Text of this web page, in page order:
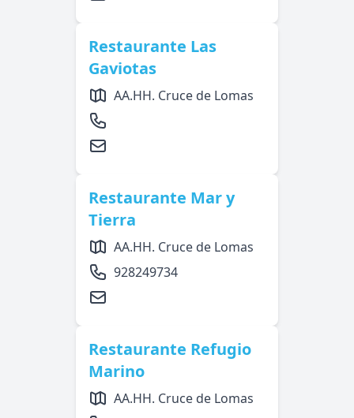
Restaurante Las
Gaviotas
AA.HH. Cruce de Lomas
Restaurante Mar y
Tierra
AA.HH. Cruce de Lomas
928249734
Restaurante Refugio
Marino
AA.HH. Cruce de Lomas